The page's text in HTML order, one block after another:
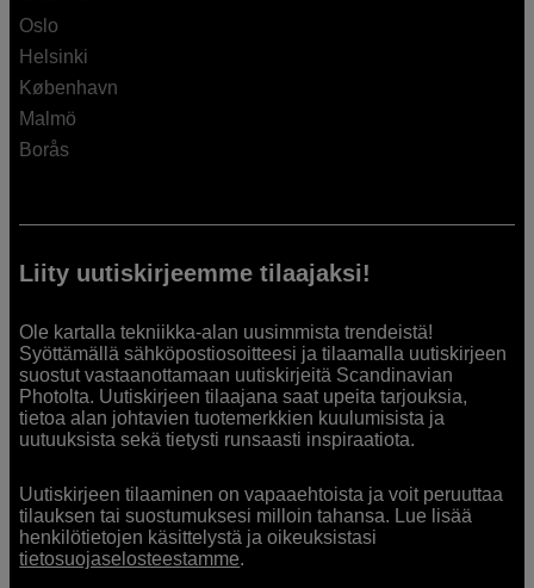
Oslo
Helsinki
København
Malmö
Borås
Liity uutiskirjeemme tilaajaksi!
Ole kartalla tekniikka-alan uusimmista trendeistä!
Syöttämällä sähköpostiosoitteesi ja tilaamalla uutiskirjeen
suostut vastaanottamaan uutiskirjeitä Scandinavian
Photolta. Uutiskirjeen tilaajana saat upeita tarjouksia,
tietoa alan johtavien tuotemerkkien kuulumisista ja
uutuuksista sekä tietysti runsaasti inspiraatiota.
Uutiskirjeen tilaaminen on vapaaehtoista ja voit peruuttaa
tilauksen tai suostumuksesi milloin tahansa. Lue lisää
henkilötietojen käsittelystä ja oikeuksistasi
tietosuojaselosteestamme.